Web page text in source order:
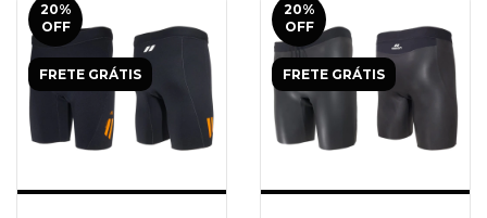
20%
OFF
FRETE GRÁTIS
20%
OFF
FRETE GRÁTIS